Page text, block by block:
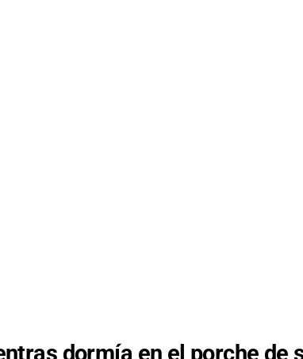
dormía en el porche de